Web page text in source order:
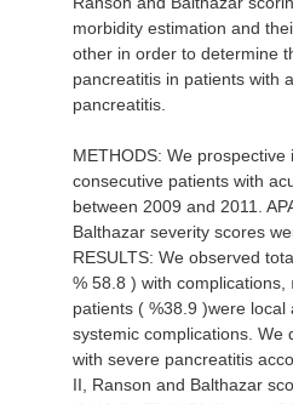
morbidity estimation and
other in order to determine
pancreatitis in patients with
pancreatitis.
METHODS: We prospective
consecutive patients with
between 2009 and 2011.
Balthazar severity scores
RESULTS: We observed
% 58.8 ) with complications,
patients ( %38.9 )were
systemic complications. We
with severe pancreatitis
II, Ranson and Balthazar